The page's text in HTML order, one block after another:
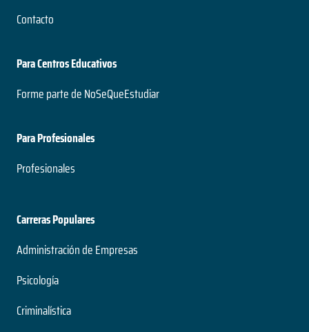
Contacto
Para Centros Educativos
Forme parte de NoSeQueEstudiar
Para Profesionales
Profesionales
Carreras Populares
Administración de Empresas
Psicología
Criminalística